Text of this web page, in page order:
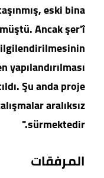
eski bina
Ancak şer'î
yapılandırılması
Şu anda proje
aralıksız
sürmektedir."
المرفقات